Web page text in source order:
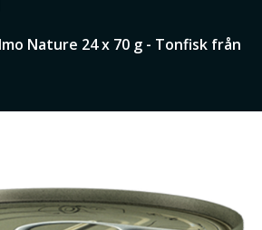
Nature 24 x 70 g - Tonfisk från